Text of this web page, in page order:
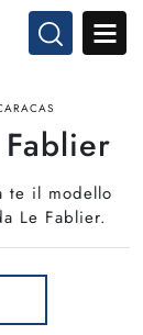
te il modello
Le Fablier.